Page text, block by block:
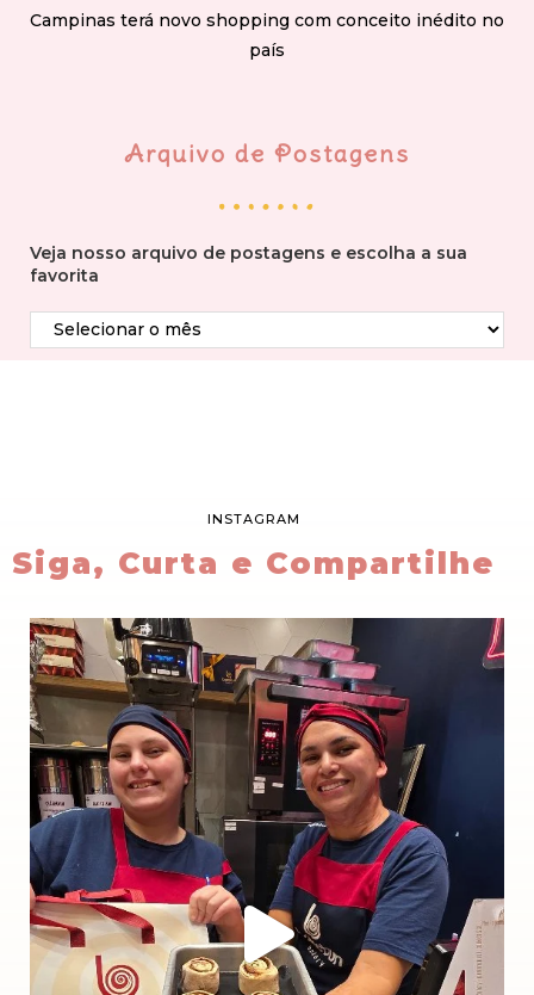
Campinas terá novo shopping com conceito inédito no
país
Arquivo de Postagens
Veja nosso arquivo de postagens e escolha a sua
favorita
INSTAGRAM
Siga, Curta e Compartilhe